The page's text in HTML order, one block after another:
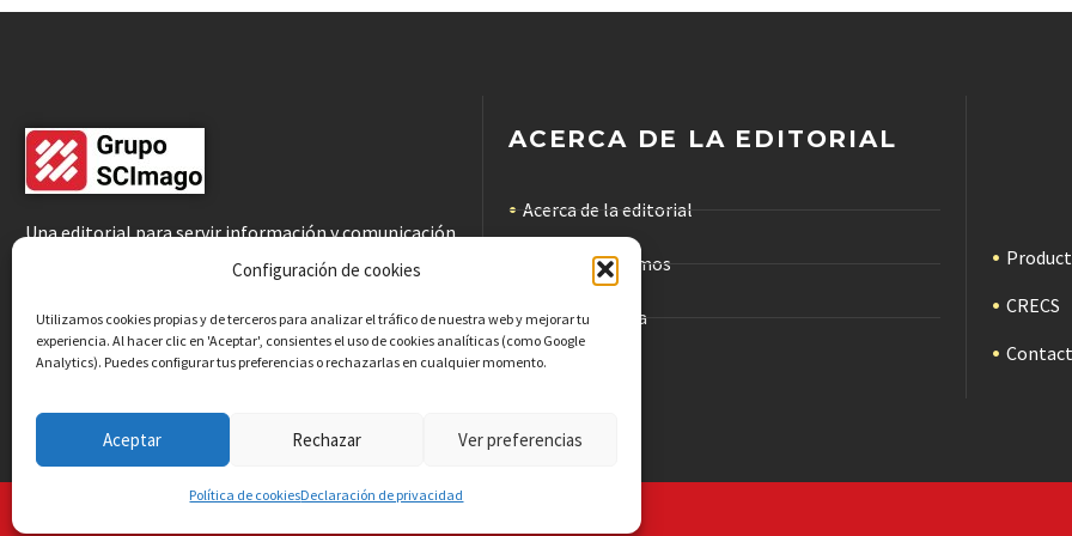
Configuración de cookies
Utilizamos cookies propias y de terceros para analizar el tráfico de nuestra web y mejorar tu
experiencia. Al hacer clic en 'Aceptar', consientes el uso de cookies analíticas (como Google
Analytics). Puedes configurar tus preferencias o rechazarlas en cualquier momento.
Aceptar Rechazar Ver preferencias
Política de cookies
Una editorial para servir información y comunicación
científicas de calidad a la comunidad académica
ACERCA DE LA EDITORIAL
Acerca de la editorial
Cómo trabajamos
Código de ética
Publicidad
CRECS